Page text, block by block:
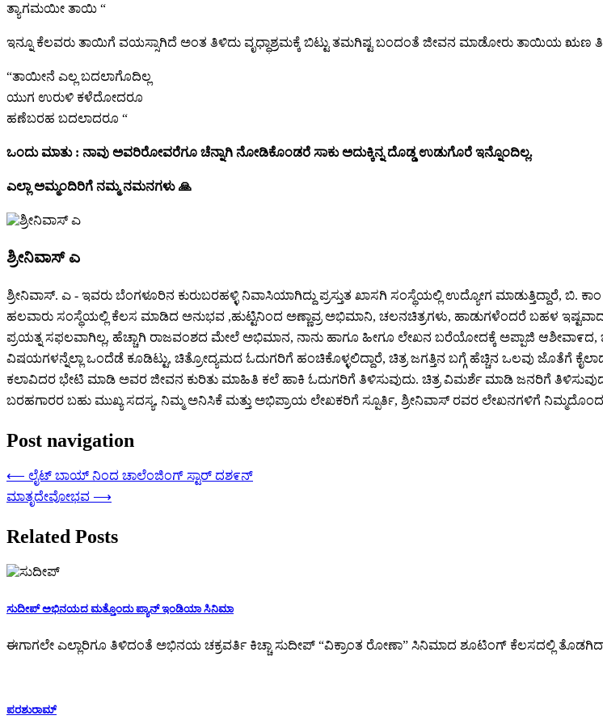
ತ್ಯಾಗಮಯೀ ತಾಯಿ “
ಇನ್ನೂ ಕೆಲವರು ತಾಯಿಗೆ ವಯಸ್ಸಾಗಿದೆ ಅಂತ ತಿಳಿದು ವೃಧ್ಧಾಶ್ರಮಕ್ಕೆ ಬಿಟ್ಟು ತಮಗಿಷ್ಟ ಬಂದಂತೆ ಜೀವನ ಮಾಡೋರು ತಾಯಿಯ ಋಣ
“ತಾಯೀನೆ ಎಲ್ಲ ಬದಲಾಗೊದಿಲ್ಲ
ಯುಗ ಉರುಳಿ ಕಳೆದೋದರೂ
ಹಣೆಬರಹ ಬದಲಾದರೂ “
ಒಂದು ಮಾತು : ನಾವು ಅವರಿರೋವರೆಗೂ ಚೆನ್ನಾಗಿ ನೋಡಿಕೊಂಡರೆ ಸಾಕು ಅದುಕ್ಕಿನ್ನ ದೊಡ್ಡ ಉಡುಗೊರೆ ಇನ್ನೊಂದಿಲ್ಲ.
ಎಲ್ಲಾ ಅಮ್ಮಂದಿರಿಗೆ ನಮ್ಮ ನಮನಗಳು 🙏
ಶ್ರೀನಿವಾಸ್ ಎ
ಶ್ರೀನಿವಾಸ್. ಎ - ಇವರು ಬೆಂಗಳೂರಿನ ಕುರುಬರಹಳ್ಳಿ ನಿವಾಸಿಯಾಗಿದ್ದು ಪ್ರಸ್ತುತ ಖಾಸಗಿ ಸಂಸ್ಥೆಯಲ್ಲಿ ಉದ್ಯೋಗ ಮಾಡುತ್ತಿದ್ದಾರೆ, ಬಿ.
ಹಲವಾರು ಸಂಸ್ಥೆಯಲ್ಲಿ ಕೆಲಸ ಮಾಡಿದ ಅನುಭವ ,ಹುಟ್ಟಿನಿಂದ ಅಣ್ಣಾವ್ರ ಅಭಿಮಾನಿ, ಚಲನಚಿತ್ರಗಳು, ಹಾಡುಗಳೆಂದರೆ ಬಹಳ
ಪ್ರಯತ್ನ ಸಫಲವಾಗಿಲ್ಲ, ಹೆಚ್ಚಾಗಿ ರಾಜವಂಶದ ಮೇಲೆ ಅಭಿಮಾನ, ನಾನು ಹಾಗೂ ಹೀಗೂ ಲೇಖನ ಬರೆಯೋದಕ್ಕೆ ಅಪ್ಪಾಜಿ
ವಿಷಯಗಳನ್ನೆಲ್ಲಾ ಒಂದೆಡೆ ಕೂಡಿಟ್ಟು, ಚಿತ್ರೋದ್ಯಮದ ಓದುಗರಿಗೆ ಹಂಚಿಕೊಳ್ಳಲಿದ್ದಾರೆ, ಚಿತ್ರ ಜಗತ್ತಿನ ಬಗ್ಗೆ ಹೆಚ್ಚಿನ ಒಲವು ಜೊತೆಗೆ
ಕಲಾವಿದರ ಭೇಟಿ ಮಾಡಿ ಅವರ ಜೀವನ ಕುರಿತು ಮಾಹಿತಿ ಕಲೆ ಹಾಕಿ ಓದುಗರಿಗೆ ತಿಳಿಸುವುದು. ಚಿತ್ರ ವಿಮರ್ಶೆ ಮಾಡಿ ಜನರಿಗೆ
ಬರಹಗಾರರ ಬಹು ಮುಖ್ಯ ಸದಸ್ಯ, ನಿಮ್ಮ ಅನಿಸಿಕೆ ಮತ್ತು ಅಭಿಪ್ರಾಯ ಲೇಖಕರಿಗೆ ಸ್ಪೂರ್ತಿ, ಶ್ರೀನಿವಾಸ್ ರವರ ಲೇಖನಗಳಿಗೆ ನಿಮ್ಮದೊಂದು
Post navigation
⟵ ಲೈಟ್ ಬಾಯ್ ನಿಂದ ಚಾಲೆಂಜಿಂಗ್ ಸ್ಟಾರ್ ದಶ೯ನ್
ಮಾತೃದೇವೋಭವ ⟶
Related Posts
ಸುದೀಪ್ ಅಭಿನಯದ ಮತ್ತೊಂದು ಪ್ಯಾನ್ ಇಂಡಿಯಾ ಸಿನಿಮಾ
ಈಗಾಗಲೇ ಎಲ್ಲಾರಿಗೂ ತಿಳಿದಂತೆ ಅಭಿನಯ ಚಕ್ರವರ್ತಿ ಕಿಚ್ಚಾ ಸುದೀಪ್ “ವಿಕ್ರಾಂತ ರೋಣಾ” ಸಿನಿಮಾದ ಶೂಟಿಂಗ್ ಕೆಲಸದಲ್ಲಿ
ಪರಶುರಾಮ್